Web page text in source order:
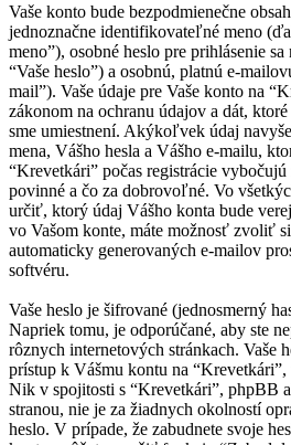
Vaše konto bude bezpodmienečne
jednoznačne identifikovateľné meno
meno”), osobné heslo pre prihlásenie
“Vaše heslo”) a osobnú, platnú e-
mail”). Vaše údaje pre Vaše konto na
zákonom na ochranu údajov a dát,
sme umiestnení. Akýkoľvek údaj
mena, Vášho hesla a Vášho e-mailu,
“Krevetkári” počas registrácie
povinné a čo za dobrovoľné. Vo
určiť, ktorý údaj Vášho konta bude
vo Vašom konte, máte možnosť zvoliť
automaticky generovaných e-mailov
softvéru.
Vaše heslo je šifrované (jednosmerný
Napriek tomu, je odporúčané, aby ste
rôznych internetových stránkach. Vaše
prístup k Vášmu kontu na “Krevetkári”,
Nik v spojitosti s “Krevetkári”, phpBB
stranou, nie je za žiadnych okolností
heslo. V prípade, že zabudnete svoje